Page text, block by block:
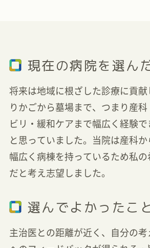
現在の病院を選ん
将来は地域に根ざした診療に貢
りかごから墓場まで、つまり産
ビリ・緩和ケアまで幅広く経験
と思っていました。当院は産科
幅広く病棟を持っているため私
だと考え志望しました。
選んでよかったこ
主治医との距離が近く、自分の